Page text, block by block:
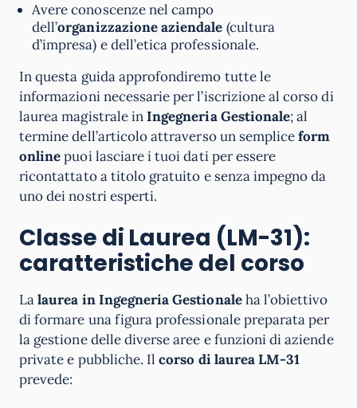
Avere conoscenze nel campo
dell’organizzazione aziendale (cultura
d’impresa) e dell’etica professionale.
In questa guida approfondiremo tutte le
informazioni necessarie per l’iscrizione al corso di
laurea magistrale inIngegneria Gestionale; al
termine dell’articolo attraverso un sempliceform
onlinepuoi lasciare i tuoi dati per essere
ricontattato a titolo gratuito e senza impegno da
uno dei nostri esperti.
Classe di Laurea (LM-31):
caratteristiche del corso
Lalaurea in Ingegneria Gestionaleha l’obiettivo
di formare una figura professionale preparata per
la gestione delle diverse aree e funzioni di aziende
private e pubbliche. Ilcorso di laurea LM-31
prevede: